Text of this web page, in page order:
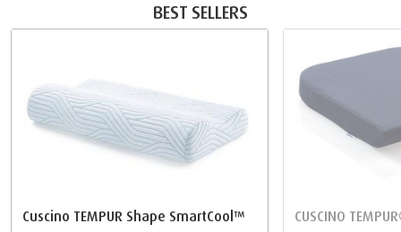
BEST SELLERS
Cuscino TEMPUR Shape SmartCool™
CUSCINO